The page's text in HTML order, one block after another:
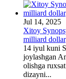
Jul 14, 2025
Xitoy
milliard
14 iyul kuni
joylashgan
olishga
dizayni...